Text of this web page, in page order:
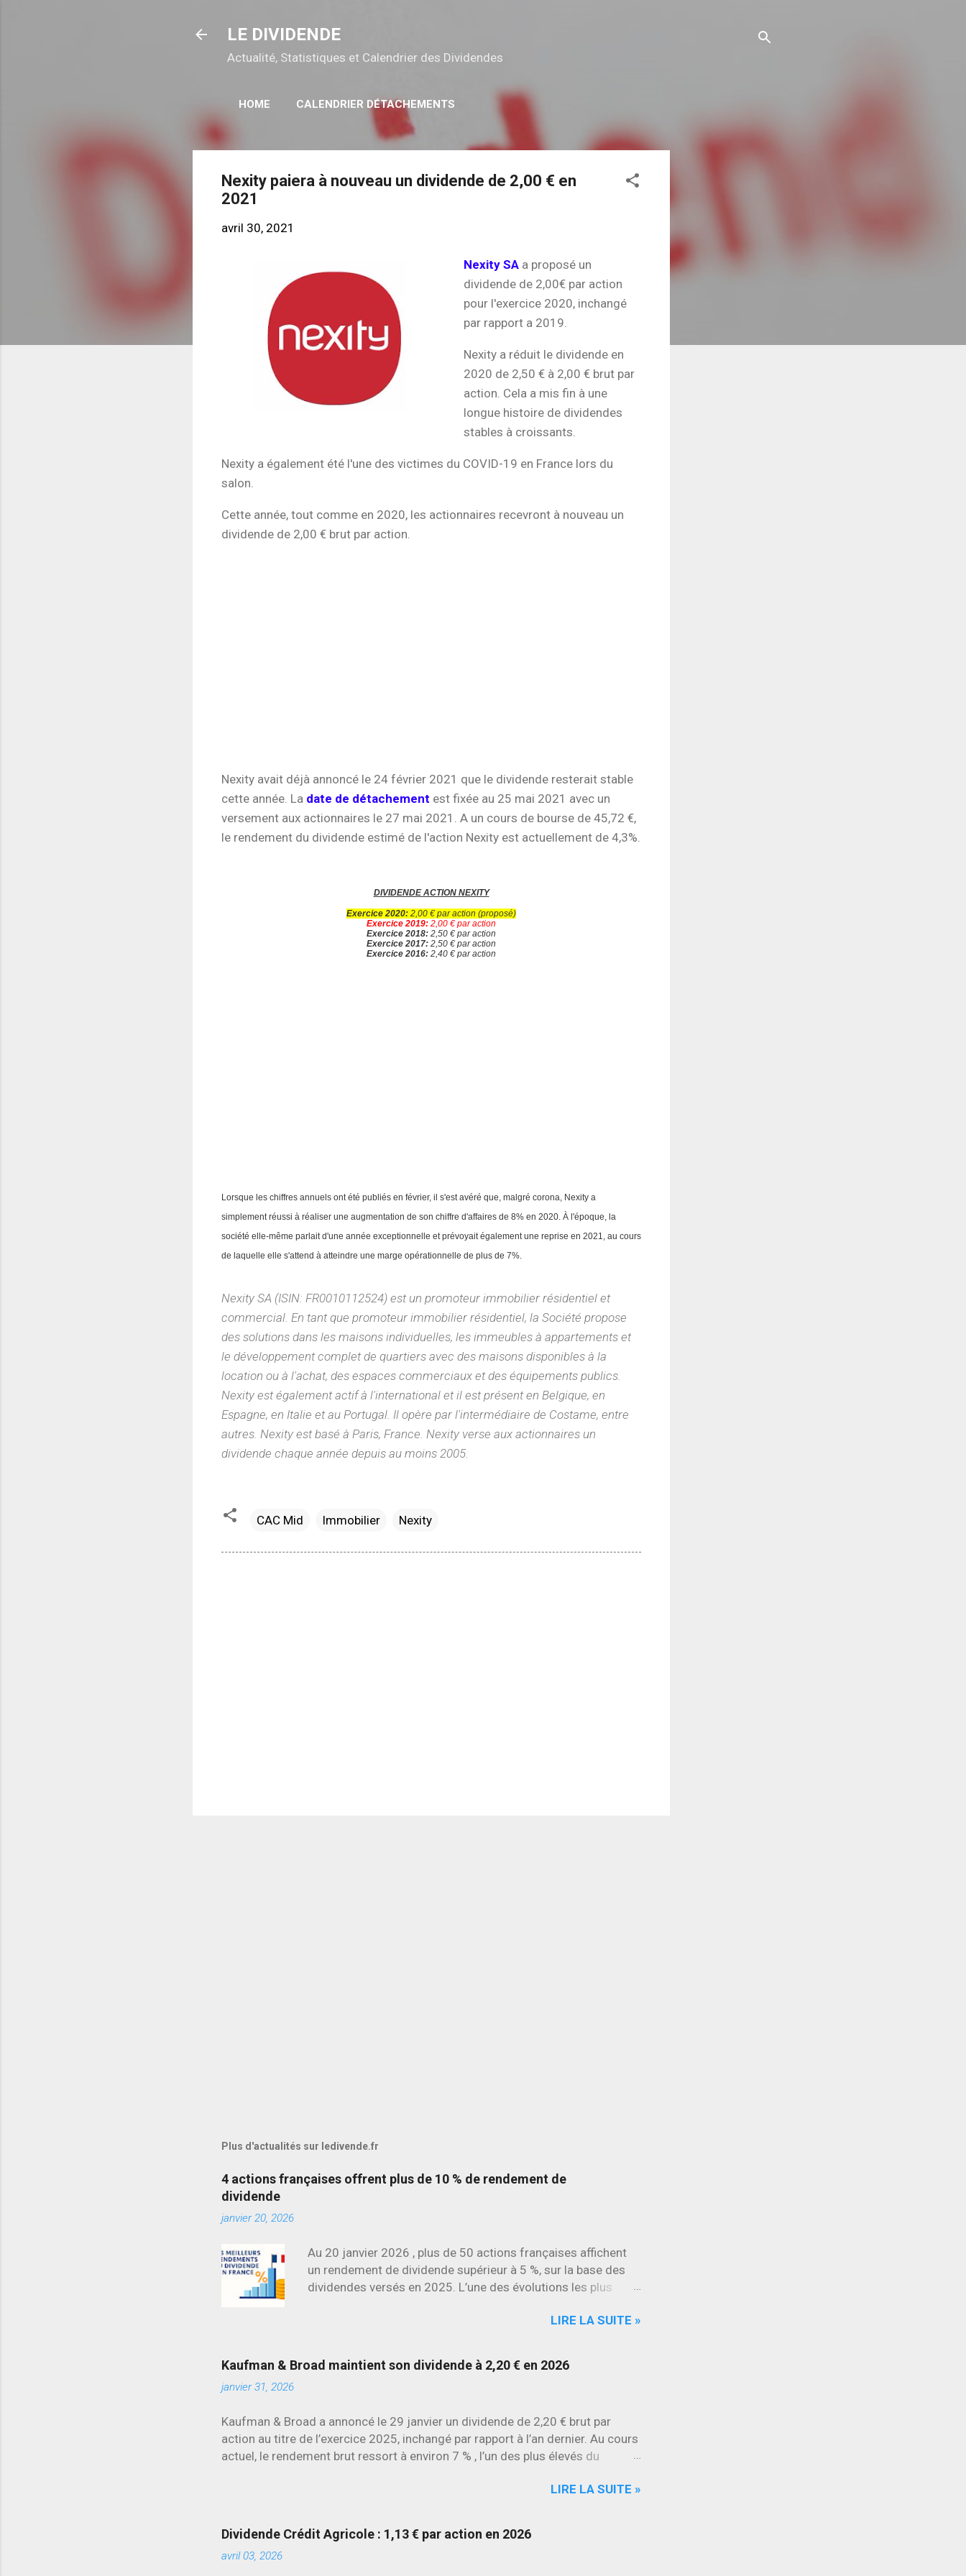
LE DIVIDENDE
Actualité, Statistiques et Calendrier des Dividendes
HOME CALENDRIER DÉTACHEMENTS
Nexity paiera à nouveau un dividende de 2,00 € en
2021
avril 30, 2021
Nexity SA a proposé un
dividende de 2,00€ par action
pour l'exercice 2020, inchangé
par rapport a 2019.
Nexity a réduit le dividende en
2020 de 2,50 € à 2,00 € brut par
action. Cela a mis fin à une
longue histoire de dividendes
stables à croissants.
Nexity a également été l'une des victimes du COVID-19 en France lors du
salon.
Cette année, tout comme en 2020, les actionnaires recevront à nouveau un
dividende de 2,00 € brut par action.
Nexity avait déjà annoncé le 24 février 2021 que le dividende resterait stable
cette année. La date de détachement est fixée au 25 mai 2021 avec un
versement aux actionnaires le 27 mai 2021. A un cours de bourse de 45,72 €,
le rendement du dividende estimé de l'action Nexity est actuellement de 4,3%.
DIVIDENDE ACTION NEXITY
Exercice 2020: 2,00 € par action (proposé)
Exercice 2019: 2,00 € par action
Exercice 2018: 2,50 € par action
Exercice 2017: 2,50 € par action
Exercice 2016: 2,40 € par action
Lorsque les chiffres annuels ont été publiés en février, il s'est avéré que, malgré corona, Nexity a
simplement réussi à réaliser une augmentation de son chiffre d'affaires de 8% en 2020. À l'époque, la
société elle-même parlait d'une année exceptionnelle et prévoyait également une reprise en 2021, au cours
de laquelle elle s'attend à atteindre une marge opérationnelle de plus de 7%.
Nexity SA (ISIN: FR0010112524) est un promoteur immobilier résidentiel et
commercial. En tant que promoteur immobilier résidentiel, la Société propose
des solutions dans les maisons individuelles, les immeubles à appartements et
le développement complet de quartiers avec des maisons disponibles à la
location ou à l'achat, des espaces commerciaux et des équipements publics.
Nexity est également actif à l'international et il est présent en Belgique, en
Espagne, en Italie et au Portugal. Il opère par l'intermédiaire de Costame, entre
autres. Nexity est basé à Paris, France. Nexity verse aux actionnaires un
dividende chaque année depuis au moins 2005.
CAC Mid Immobilier Nexity
Plus d'actualités sur ledivende.fr
4 actions françaises offrent plus de 10 % de rendement de
dividende
janvier 20, 2026
Au 20 janvier 2026 , plus de 50 actions françaises affichent
un rendement de dividende supérieur à 5 %, sur la base des
dividendes versés en 2025. L’une des évolutions les plus
d’environ 22 % en 2026 , tandis que Stellantis et Renault
LIRE LA SUITE »
Kaufman & Broad maintient son dividende à 2,20 € en 2026
janvier 31, 2026
Kaufman & Broad a annoncé le 29 janvier un dividende de 2,20 € brut par
action au titre de l’exercice 2025, inchangé par rapport à l’an dernier. Au cours
actuel, le rendement brut ressort à environ 7 % , l’un des plus élevés du
LIRE LA SUITE »
Dividende Crédit Agricole : 1,13 € par action en 2026
avril 03, 2026